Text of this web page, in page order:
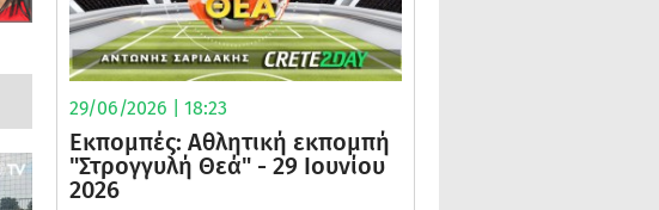
29/06/2026 | 18:23
Εκπομπές: Αθλητική εκπομπή
"Στρογγυλή Θεά" - 29 Ιουνίου
2026